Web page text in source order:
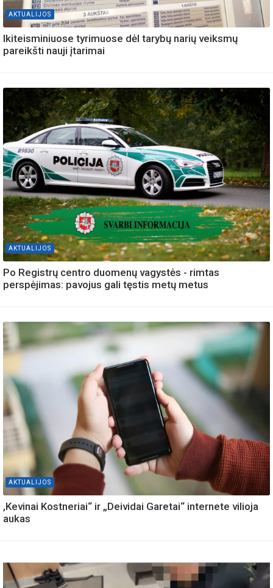
AKTUALIJOS
Ikiteisminiuose tyrimuose dėl tarybų narių veiksmų
pareikšti nauji įtarimai
AKTUALIJOS
Po Registrų centro duomenų vagystės - rimtas
perspėjimas: pavojus gali tęstis metų metus
AKTUALIJOS
,Kevinai Kostneriai“ ir „Deividai Garetai“ internete vilioja
aukas